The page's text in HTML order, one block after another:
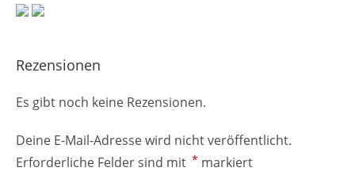
Rezensionen
Es gibt noch keine Rezensionen.
Deine E-Mail-Adresse wird nicht veröffentlicht.
Erforderliche Felder sind mit * markiert